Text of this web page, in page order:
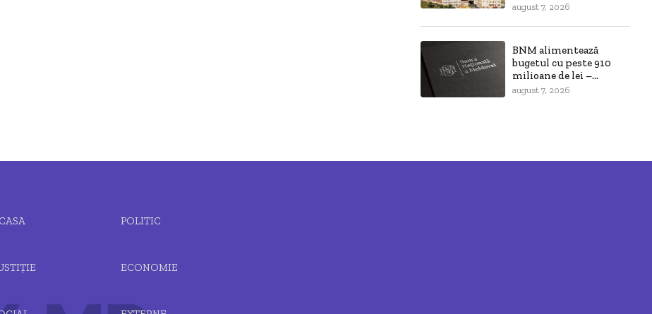
august 7, 2026
BNM alimentează
bugetul cu peste 910
milioane de lei –...
august 7, 2026
POLITIC
ECONOMIE